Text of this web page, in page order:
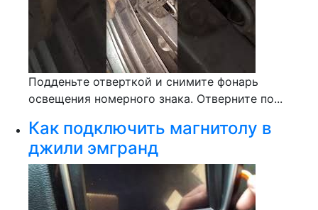
Подденьте отверткой и снимите фонарь
освещения номерного знака. Отверните по...
Как подключить магнитолу в
джили эмгранд